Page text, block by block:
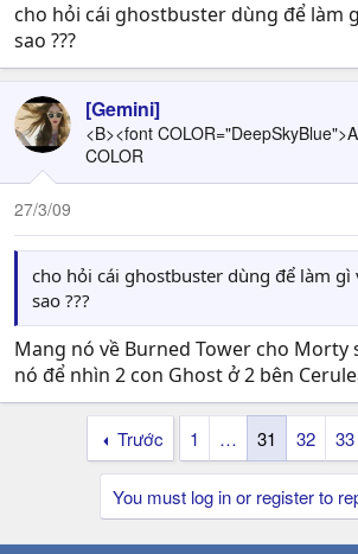
cho hỏi cái ghostbuster dùng để làm
sao ???
[Gemini]
<B><font
COLOR
27/3/09
cho hỏi cái ghostbuster dùng để làm gì
sao ???
Mang nó về Burned Tower cho Morty
nó để nhìn 2 con Ghost ở 2 bên
Trước 1 … 31 32 33
You must log in or register to